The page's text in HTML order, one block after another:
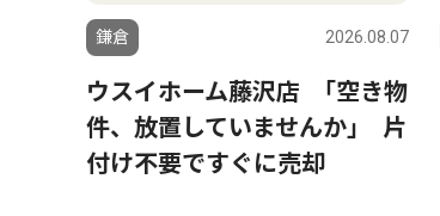
鎌倉 2026.08.07
ウスイホーム藤沢店 ｢空き物
件、放置していませんか｣ 片
付け不要ですぐに売却